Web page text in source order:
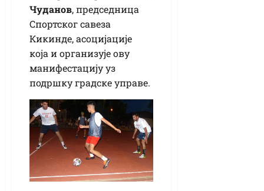
Чуданов, председница
Спортског савеза
Кикинде, асоцијације
која и организује ову
манифестацију уз
подршку градске управе.